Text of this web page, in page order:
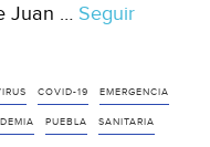
Juan … Seguir
COVID-19 EMERGENCIA
PUEBLA SANITARIA